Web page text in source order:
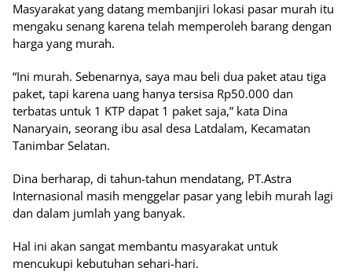
Masyarakat yang datang membanjiri lokasi pasar murah itu
mengaku senang karena telah memperoleh barang dengan
harga yang murah.
“Ini murah. Sebenarnya, saya mau beli dua paket atau tiga
paket, tapi karena uang hanya tersisa Rp50.000 dan
terbatas untuk 1 KTP dapat 1 paket saja,” kata Dina
Nanaryain, seorang ibu asal desa Latdalam, Kecamatan
Tanimbar Selatan.
Dina berharap, di tahun-tahun mendatang, PT.Astra
Internasional masih menggelar pasar yang lebih murah lagi
dan dalam jumlah yang banyak.
Hal ini akan sangat membantu masyarakat untuk
mencukupi kebutuhan sehari-hari.